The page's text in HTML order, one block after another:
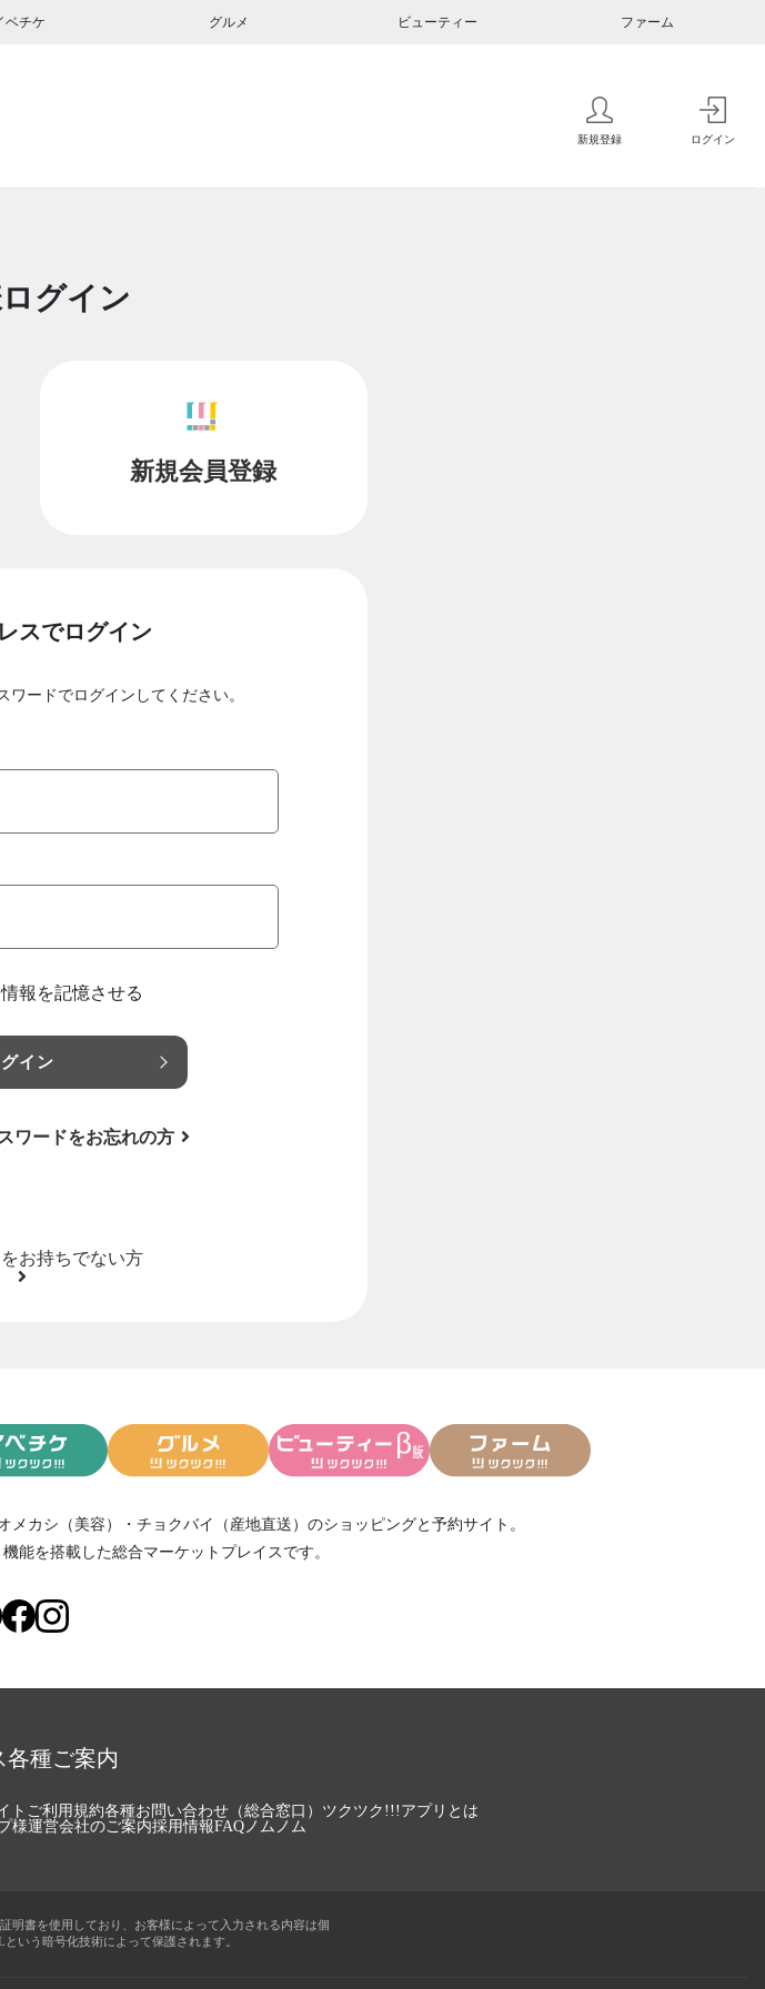
ベチケ グルメ ビューティー ファーム
新規登録 ログイン
グイン
新規会員登録
スでログイン
ワードでログインしてください。
報を記憶させる
イン
ワードをお忘れの方
お持ちでない方
メカシ（美容） ・ チョクバイ（産地直送） のショッピングと予約サイト。
機能を搭載した総合マーケットプレイスです。
種ご案内
トご利用規約各種お問い合わせ（総合窓口） ツクツク!!!アプリとは
様運営会社のご案内採用情報FAQノムノム
明書を使用しており、お客様によって入力される内容は個
いう暗号化技術によって保護されます。